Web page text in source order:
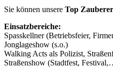
Sie können unsere Top
Einsatzbereiche:
Spasskellner (Betriebsfeier,
Jonglageshow (s.o.)
Walking Acts als Polizist,
Straßenshow (Stadtfest,